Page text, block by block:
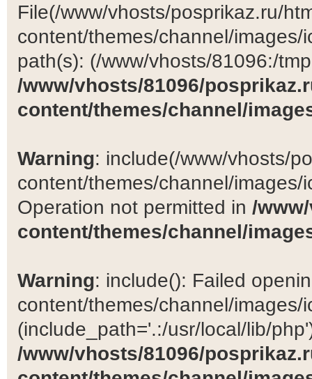
File(/www/vhosts/posprikaz.ru/
content/themes/channel/
path(s): (/www/vhosts/81096:/
/www/vhosts/81096/
content/themes/channel/
Warning: include(/www/vhosts/
content/themes/channel/
Operation not permitted in /
content/themes/channel/
Warning: include(): Failed
content/themes/channel/images/
(include_path='.:/usr/local/lib/
/www/vhosts/81096/